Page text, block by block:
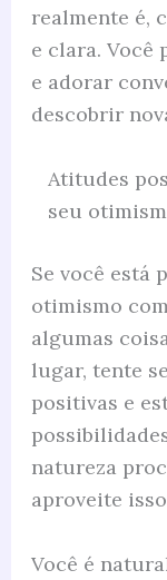
realmente é,
e clara. Você
e adorar
descobrir
Atitudes
seu
Se você está
otimismo
algumas
lugar, tente
positivas e
natureza
aproveite
Você é